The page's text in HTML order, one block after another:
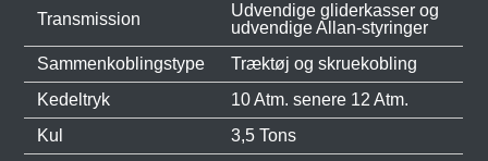
Transmission
Udvendige gliderkasser og
udvendige Allan-styringer
Sammenkoblingstype
Træktøj og skruekobling
Kedeltryk
10 Atm. senere 12 Atm.
Kul
3,5 Tons